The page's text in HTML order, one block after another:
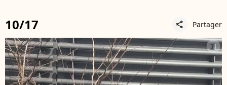
10/17 share Partager